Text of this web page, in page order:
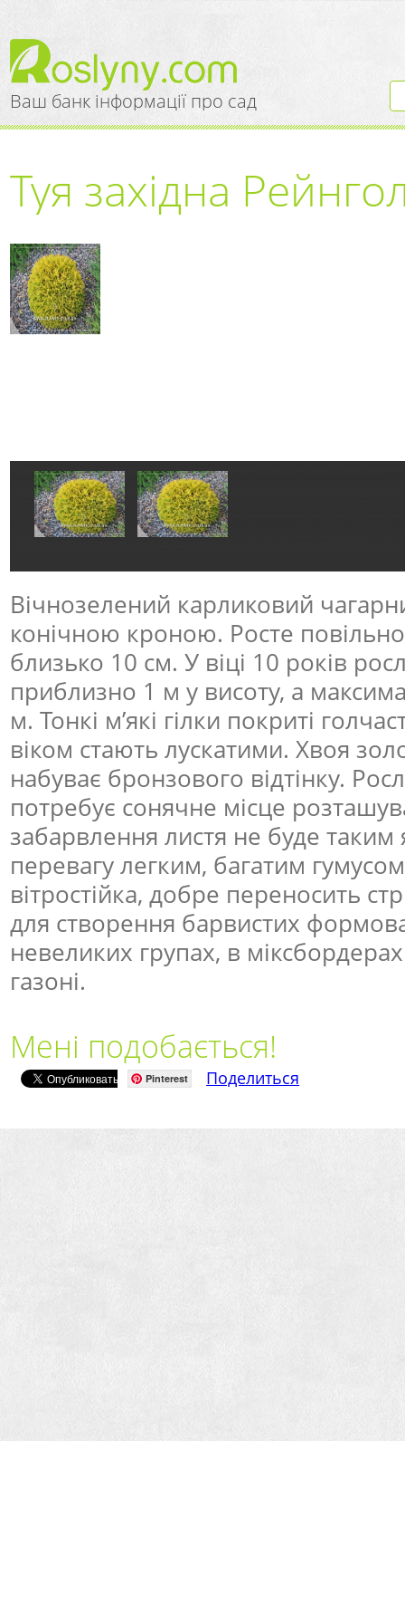
Ваш банк інформації про сад
Туя західна
Вічнозелений карликовий
конічною кроною. Росте
близько 10 см. У віці 10 років
приблизно 1 м у висоту, а
м. Тонкі м’які гілки покриті
віком стають лускатими. Хвоя
набуває бронзового відтінку.
потребує сонячне місце
забарвлення листя не буде таким
перевагу легким, багатим
вітростійка, добре переносить
для створення барвистих
невеликих групах, в міксбордерах
газоні.
Мені подобається!
Pinterest Поделиться